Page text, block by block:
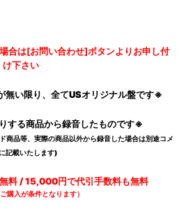
合は[お問い合わせ]ボタンよりお申し付
け下さい
無い限り、全てUSオリジナル盤です※
する商品から録音したものです※
商品等、実際の商品以外から録音した場合は別途コメ
記載いたします)
料 / 15,000円で代引手数料も無料
購入が条件となります）